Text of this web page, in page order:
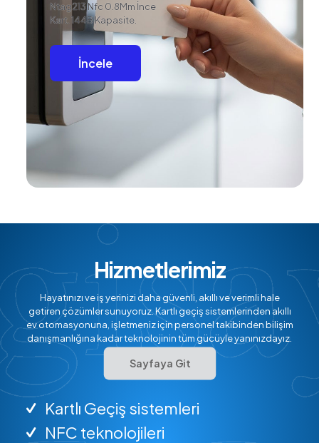
Ntag213 Nfc 0.8Mm İnce
Kart. 144B Kapasite.
İncele
Hizmetlerimiz
Hayatınızı ve iş yerinizi daha güvenli, akıllı ve verimli hale
getiren çözümler sunuyoruz. Kartlı geçiş sistemlerinden akıllı
ev otomasyonuna, işletmeniz için personel takibinden bilişim
danışmanlığına kadar teknolojinin tüm gücüyle yanınızdayız.
Sayfaya Git
Kartlı Geçiş sistemleri
NFC teknolojileri